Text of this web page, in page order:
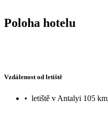
Poloha hotelu
Vzdálenost od letiště
• letiště v Antalyi 105 km